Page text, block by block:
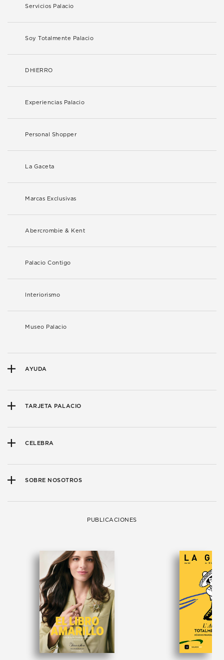
Servicios Palacio
Soy Totalmente Palacio
DHIERRO
Experiencias Palacio
Personal Shopper
La Gaceta
Marcas Exclusivas
Abercrombie & Kent
Palacio Contigo
Interiorismo
Museo Palacio
AYUDA
TARJETA PALACIO
CELEBRA
SOBRE NOSOTROS
PUBLICACIONES